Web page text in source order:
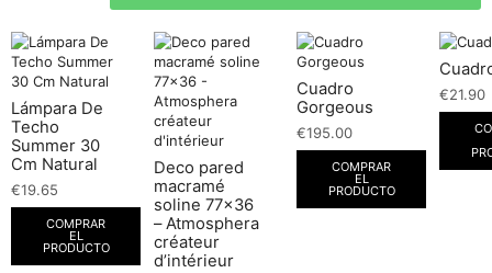
Lámpara De
Techo
Summer 30
Cm Natural
€19.65
COMPRAR
EL
PRODUCTO
Deco pared
macramé
soline 77×36
– Atmosphera
créateur
d’intérieur
Cuadro
Gorgeous
€195.00
COMPRAR
EL
PRODUCTO
€21.90